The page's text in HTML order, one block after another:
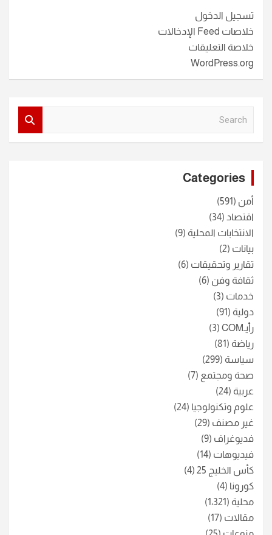
تسجيل الدخول
خلاصات Feed الإدخالات
خلاصة التعليقات
WordPress.org
Categories
أمن (591)
اقتصاد (34)
الانتخابات المحلية (9)
بيانات (2)
تقارير وتحقيقات (6)
ثقافة وفن (6)
خدمات (3)
دولية (91)
رأيـCOM
(3)
رياضة (81)
سياسة (299)
صحة ومجتمع (7)
عربية (24)
علوم وتكنولوجيا (24)
غير مصنف (29)
فديوغراف (9)
فيديوهات (14)
كأس الخليج 25
(4)
كورونا (4)
محلية (1٬321)
مقالات (17)